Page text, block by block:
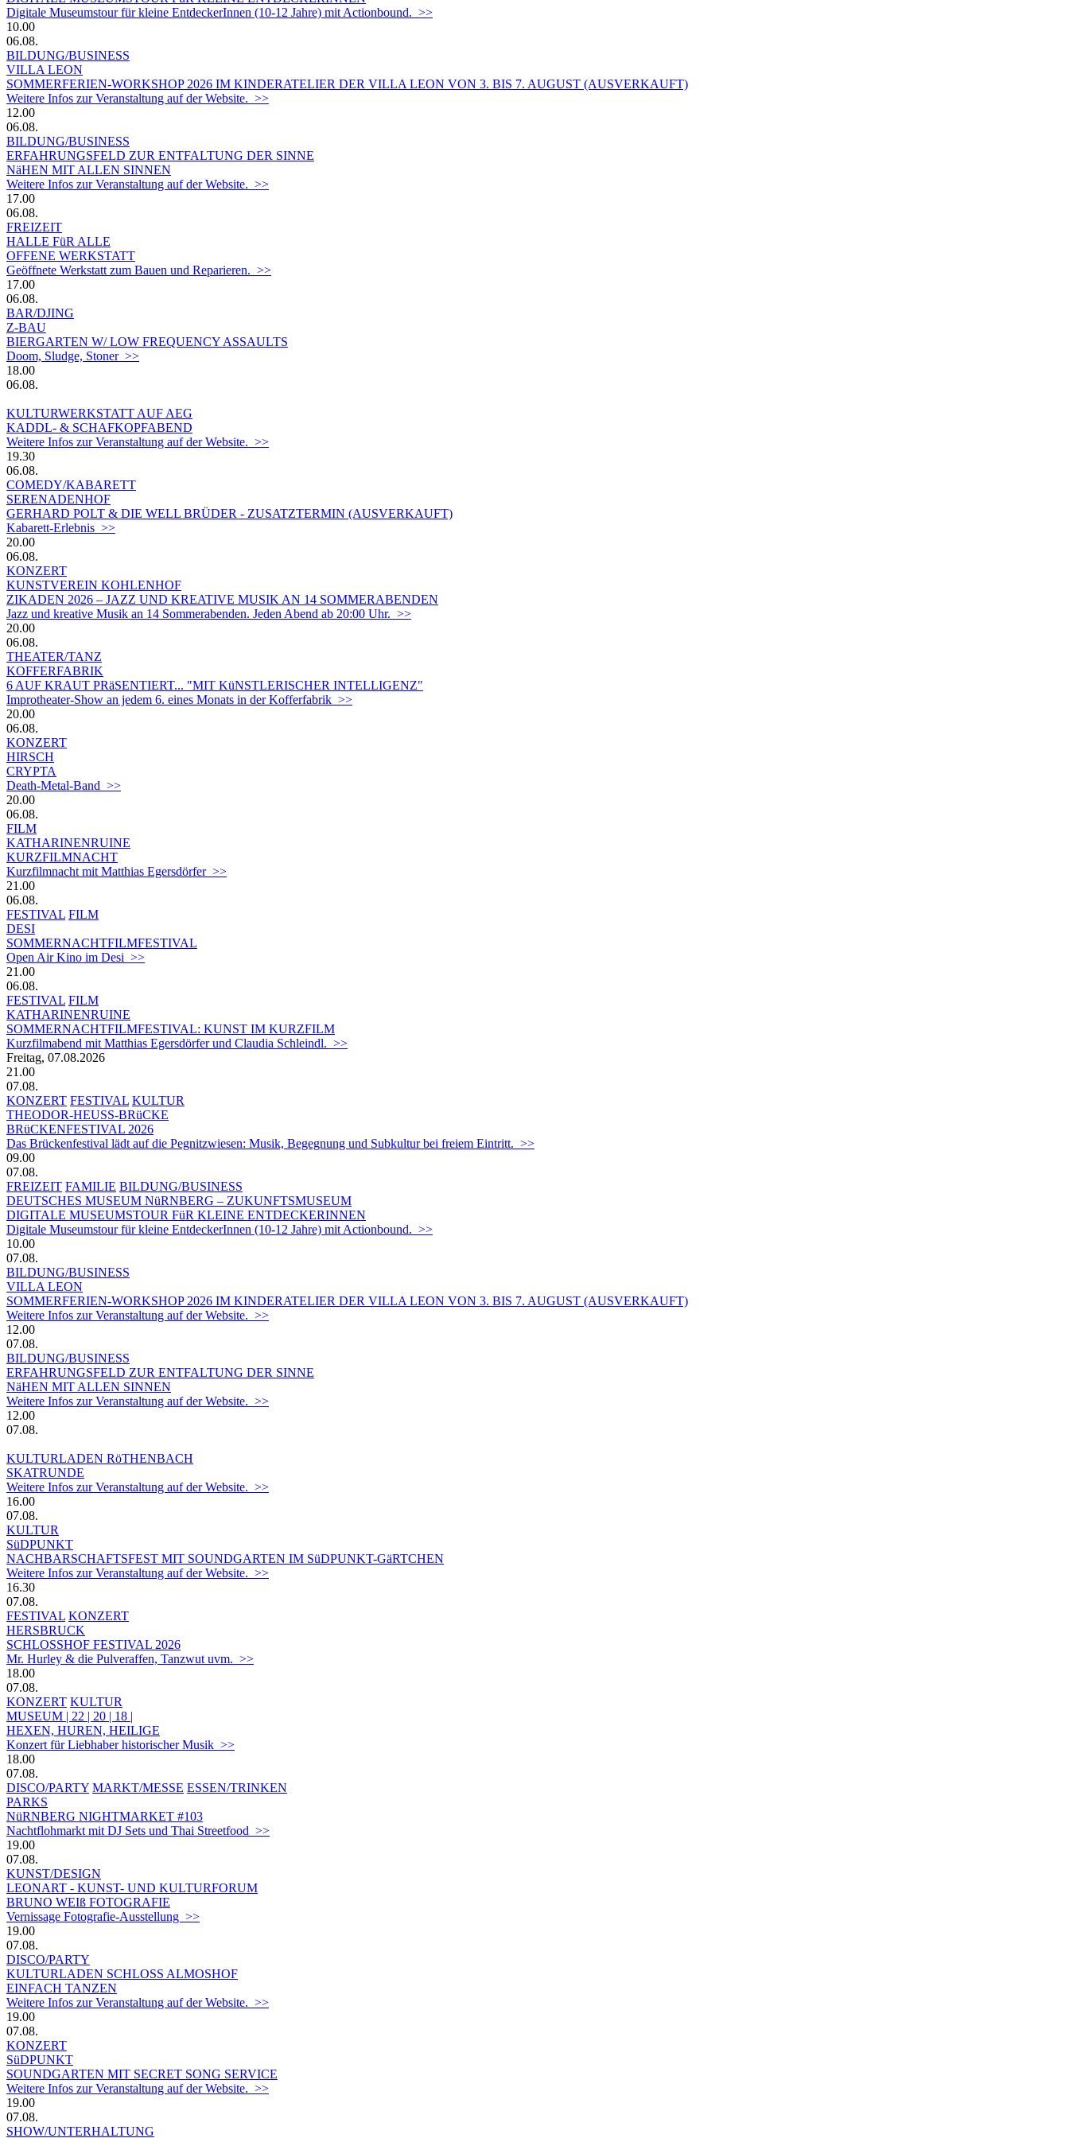
Digitale Museumstour für kleine EntdeckerInnen (10-12 Jahre) mit Actionbound. >>
10.00
06.08.
BILDUNG/BUSINESS
VILLA LEON
SOMMERFERIEN-WORKSHOP 2026 IM KINDERATELIER DER VILLA LEON VON 3. BIS 7. AUGUST (AUSVERKAUFT)
Weitere Infos zur Veranstaltung auf der Website. >>
12.00
06.08.
BILDUNG/BUSINESS
ERFAHRUNGSFELD ZUR ENTFALTUNG DER SINNE
NäHEN MIT ALLEN SINNEN
Weitere Infos zur Veranstaltung auf der Website. >>
17.00
06.08.
FREIZEIT
HALLE FüR ALLE
OFFENE WERKSTATT
Geöffnete Werkstatt zum Bauen und Reparieren. >>
17.00
06.08.
BAR/DJING
Z-BAU
BIERGARTEN W/ LOW FREQUENCY ASSAULTS
Doom, Sludge, Stoner >>
18.00
06.08.
KULTURWERKSTATT AUF AEG
KADDL- & SCHAFKOPFABEND
Weitere Infos zur Veranstaltung auf der Website. >>
19.30
06.08.
COMEDY/KABARETT
SERENADENHOF
GERHARD POLT & DIE WELL BRÜDER - ZUSATZTERMIN (AUSVERKAUFT)
Kabarett-Erlebnis >>
20.00
06.08.
KONZERT
KUNSTVEREIN KOHLENHOF
ZIKADEN 2026 – JAZZ UND KREATIVE MUSIK AN 14 SOMMERABENDEN
Jazz und kreative Musik an 14 Sommerabenden. Jeden Abend ab 20:00 Uhr. >>
20.00
06.08.
THEATER/TANZ
KOFFERFABRIK
6 AUF KRAUT PRäSENTIERT... "MIT KüNSTLERISCHER INTELLIGENZ"
Improtheater-Show an jedem 6. eines Monats in der Kofferfabrik >>
20.00
06.08.
KONZERT
HIRSCH
CRYPTA
Death-Metal-Band >>
20.00
06.08.
FILM
KATHARINENRUINE
KURZFILMNACHT
Kurzfilmnacht mit Matthias Egersdörfer >>
21.00
06.08.
FESTIVAL FILM
DESI
SOMMERNACHTFILMFESTIVAL
Open Air Kino im Desi >>
21.00
06.08.
FESTIVAL FILM
KATHARINENRUINE
SOMMERNACHTFILMFESTIVAL: KUNST IM KURZFILM
Kurzfilmabend mit Matthias Egersdörfer und Claudia Schleindl. >>
Freitag, 07.08.2026
21.00
07.08.
KONZERT FESTIVAL KULTUR
THEODOR-HEUSS-BRüCKE
BRüCKENFESTIVAL 2026
Das Brückenfestival lädt auf die Pegnitzwiesen: Musik, Begegnung und Subkultur bei freiem Eintritt. >>
09.00
07.08.
FREIZEIT FAMILIE BILDUNG/BUSINESS
DEUTSCHES MUSEUM NüRNBERG – ZUKUNFTSMUSEUM
DIGITALE MUSEUMSTOUR FüR KLEINE ENTDECKERINNEN
Digitale Museumstour für kleine EntdeckerInnen (10-12 Jahre) mit Actionbound. >>
10.00
07.08.
BILDUNG/BUSINESS
VILLA LEON
SOMMERFERIEN-WORKSHOP 2026 IM KINDERATELIER DER VILLA LEON VON 3. BIS 7. AUGUST (AUSVERKAUFT)
Weitere Infos zur Veranstaltung auf der Website. >>
12.00
07.08.
BILDUNG/BUSINESS
ERFAHRUNGSFELD ZUR ENTFALTUNG DER SINNE
NäHEN MIT ALLEN SINNEN
Weitere Infos zur Veranstaltung auf der Website. >>
12.00
07.08.
KULTURLADEN RöTHENBACH
SKATRUNDE
Weitere Infos zur Veranstaltung auf der Website. >>
16.00
07.08.
KULTUR
SüDPUNKT
NACHBARSCHAFTSFEST MIT SOUNDGARTEN IM SüDPUNKT-GäRTCHEN
Weitere Infos zur Veranstaltung auf der Website. >>
16.30
07.08.
FESTIVAL KONZERT
HERSBRUCK
SCHLOSSHOF FESTIVAL 2026
Mr. Hurley & die Pulveraffen, Tanzwut uvm. >>
18.00
07.08.
KONZERT KULTUR
MUSEUM | 22 | 20 | 18 |
HEXEN, HUREN, HEILIGE
Konzert für Liebhaber historischer Musik >>
18.00
07.08.
DISCO/PARTY MARKT/MESSE ESSEN/TRINKEN
PARKS
NüRNBERG NIGHTMARKET #103
Nachtflohmarkt mit DJ Sets und Thai Streetfood >>
19.00
07.08.
KUNST/DESIGN
LEONART - KUNST- UND KULTURFORUM
BRUNO WEIß FOTOGRAFIE
Vernissage Fotografie-Ausstellung >>
19.00
07.08.
DISCO/PARTY
KULTURLADEN SCHLOSS ALMOSHOF
EINFACH TANZEN
Weitere Infos zur Veranstaltung auf der Website. >>
19.00
07.08.
KONZERT
SüDPUNKT
SOUNDGARTEN MIT SECRET SONG SERVICE
Weitere Infos zur Veranstaltung auf der Website. >>
19.00
07.08.
SHOW/UNTERHALTUNG